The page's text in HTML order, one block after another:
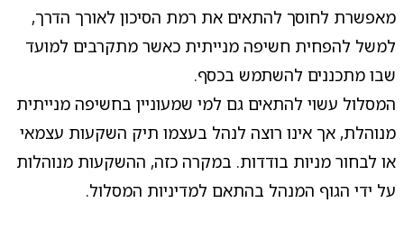
מאפשרת לחוסך להתאים את רמת הסיכון לאורך הדרך,
למשל להפחית חשיפה מנייתית כאשר מתקרבים למועד
שבו מתכננים להשתמש בכסף.
המסלול עשוי להתאים גם למי שמעוניין בחשיפה מנייתית
מנוהלת, אך אינו רוצה לנהל בעצמו תיק השקעות עצמאי
או לבחור מניות בודדות. במקרה כזה, ההשקעות מנוהלות
על ידי הגוף המנהל בהתאם למדיניות המסלול.